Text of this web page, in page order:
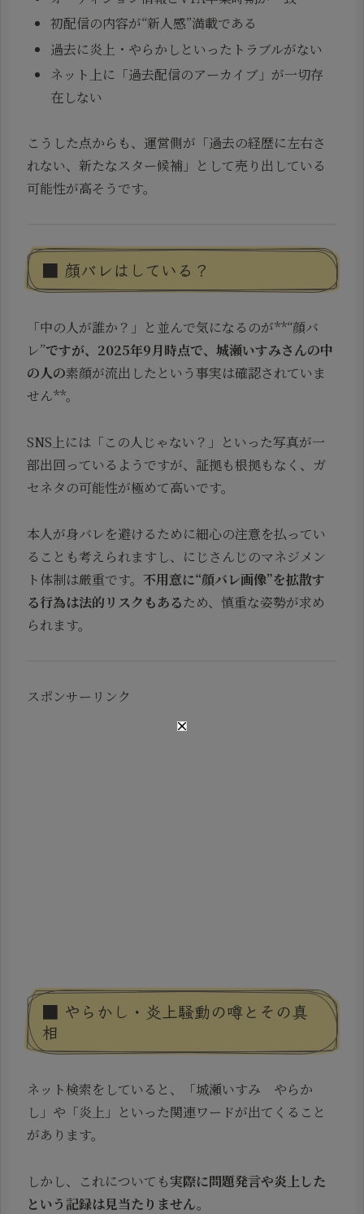
初配信の内容が“新人感”満載である
過去に炎上・やらかしといったトラブルがない
ネット上に「過去配信のアーカイブ」が一切存
在しない
こうした点からも、運営側が「過去の経歴に左右さ
れない、新たなスター候補」として売り出している
可能性が高そうです。
■ 顔バレはしている？
「中の人が誰か？」と並んで気になるのが**“顔バ
レ”ですが、2025年9月時点で、城瀬いすみさんの中
の人の素顔が流出したという事実は確認されていま
せん**。
SNS上には「この人じゃない？」といった写真が一
部出回っているようですが、証拠も根拠もなく、ガ
セネタの可能性が極めて高いです。
本人が身バレを避けるために細心の注意を払ってい
ることも考えられますし、にじさんじのマネジメン
ト体制は厳重です。 不用意に“顔バレ画像”を拡散す
る行為は法的リスクもあるため、慎重な姿勢が求め
られます。
スポンサーリンク
■ やらかし・炎上騒動の噂とその真
相
ネット検索をしていると、「城瀬いすみ やらか
し」や「炎上」といった関連ワードが出てくること
があります。
しかし、これについても実際に問題発言や炎上した
という記録は見当たりません。